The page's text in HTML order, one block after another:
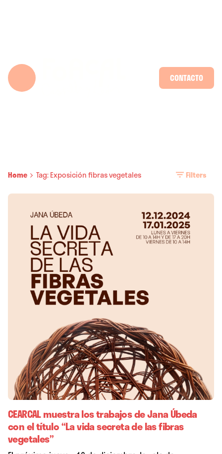
CONTACTO
Home Tag: Exposición fibras vegetales Filters
CEARCAL muestra los trabajos de Jana Úbeda
con el título “La vida secreta de las fibras
vegetales”